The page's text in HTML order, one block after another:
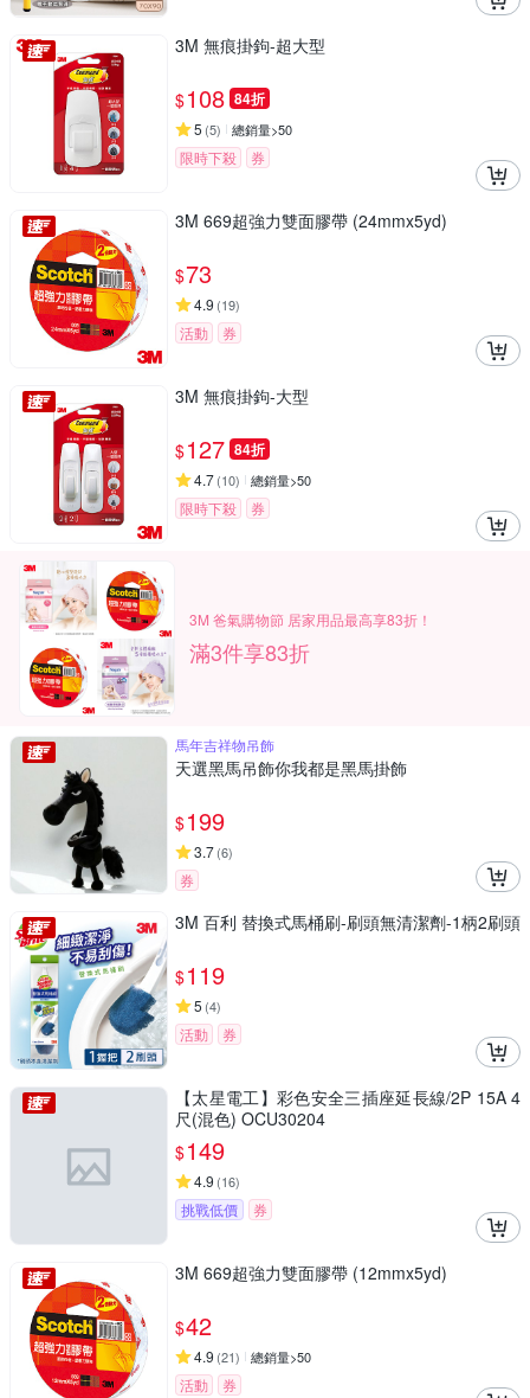
3M 無痕掛鉤-超大型
$108 84折
5 (5) 總銷量>50
限時下殺 券
3M 669超強力雙面膠帶 (24mmx5yd)
$73
4.9 (19)
活動 券
3M 無痕掛鉤-大型
$127 84折
4.7(10) 總銷量>50
限時下殺 券
3M 爸氣購物節 居家用品最高享83折！
滿3件享83折
馬年吉祥物吊飾
天選黑馬吊飾你我都是黑馬掛飾
$199
3.7(6)
券
3M 百利 替換式馬桶刷-刷頭無清潔劑-1柄2刷頭
$119
5 (4)
活動 券
【太星電工】彩色安全三插座延長線/2P 15A 4
尺(混色) OCU30204
$149
4.9 (16)
挑戰低價 券
3M 669超強力雙面膠帶 (12mmx5yd)
$42
4.9 (21) 總銷量>50
活動 券